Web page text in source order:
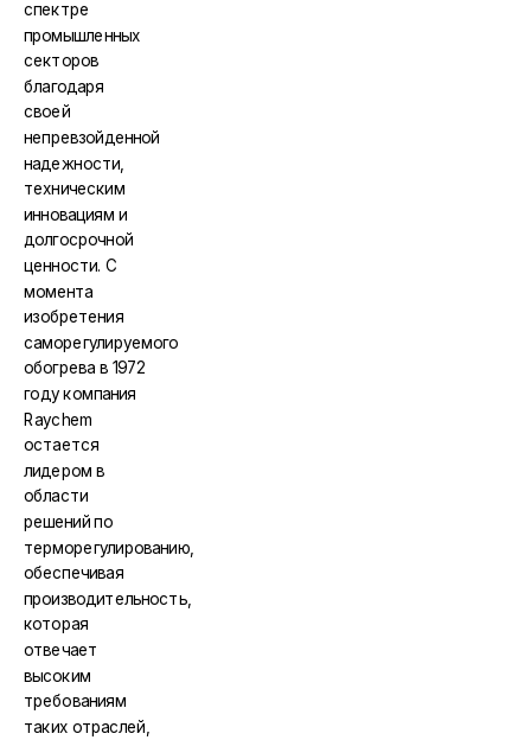
спектре
промышленных
секторов
благодаря
своей
непревзойденной
надежности,
техническим
инновациям и
долгосрочной
ценности. С
момента
изобретения
саморегулируемого
обогрева в 1972
году компания
Raychem
остается
лидером в
области
решений по
терморегулированию,
обеспечивая
производительность,
которая
отвечает
высоким
требованиям
таких отраслей,